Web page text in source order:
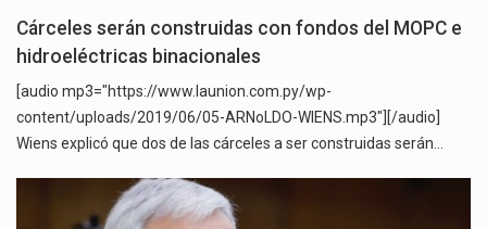
Cárceles serán construidas con fondos del MOPC e
hidroeléctricas binacionales
[audio mp3="https://www.launion.com.py/wp-
content/uploads/2019/06/05-ARNoLDO-WIENS.mp3"][/audio]
Wiens explicó que dos de las cárceles a ser construidas serán…